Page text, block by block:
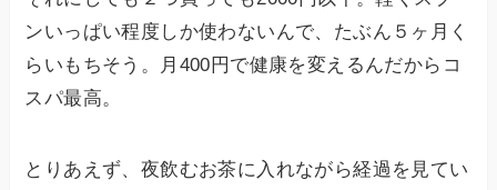
ンいっぱい程度しか使わないんで、たぶん５ヶ月く
らいもちそう。月400円で健康を変えるんだからコ
スパ最高。
とりあえず、夜飲むお茶に入れながら経過を見てい